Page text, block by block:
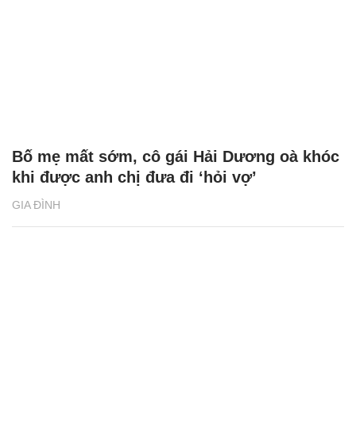
GIA ĐÌNH
Bố mẹ mất sớm, cô gái Hải Dương oà khóc
khi được anh chị đưa đi ‘hỏi vợ’